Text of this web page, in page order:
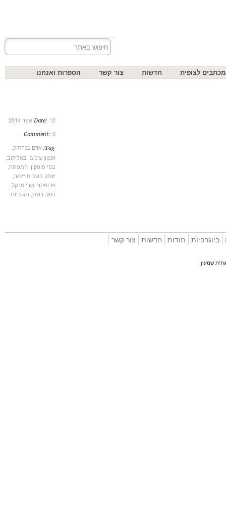
לצופית חדשות צור קשר הספרות ואנחנו
Date:
Comment:
אדם בנרתיק,
אנטון צ'כוב,באליקוב,
בסי פופקין,המפתח,
יצחק בשביס זינגר,
פרופסור שרי טרקל,
,רשת,תגוביות
תודות חדשות צור קשר
שמעון